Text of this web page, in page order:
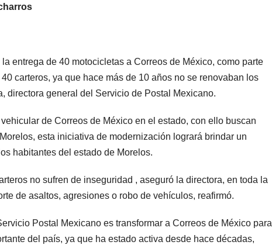
entrega de 40 motocicletas a Correos de México, como parte
carteros, ya que hace más de 10 años no se renovaban los
directora general del Servicio de Postal Mexicano.
de Correos de México en el estado, con ello buscan
esta iniciativa de modernización logrará brindar un
habitantes del estado de Morelos.
no sufren de inseguridad , aseguró la directora, en toda la
de asaltos, agresiones o robo de vehículos, reafirmó.
Postal Mexicano es transformar a Correos de México para
del país, ya que ha estado activa desde hace décadas,